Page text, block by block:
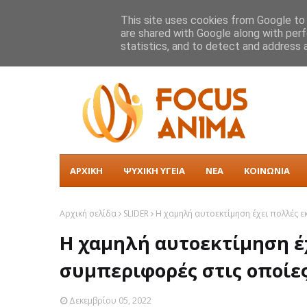
Ο εθελοντισμός και άλλες
Θέλεις να χάσεις βάρος;
ΑΡΧΙΚΗ ΨΥΧΙΚΗ ΥΓΕΙΑ ΝΕΑ ΚΟΙΝΩΝΙΑ
Αρχική σελίδα SLIDER Η χαμηλή αυτοεκτίμηση έχει πολλές
Η χαμηλή αυτοεκτίμηση
συμπεριφορές στις
Δεκεμβρίου 05, 2022
This site uses cookies from Google
are shared with Google along with
statistics, and to detect and address